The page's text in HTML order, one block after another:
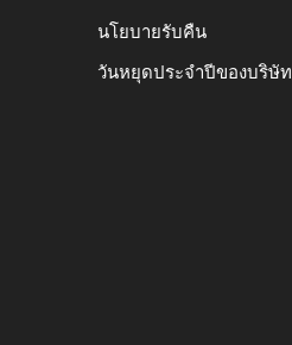
นโยบายรับคืน
วันหยุดประจำปีของบริษัท